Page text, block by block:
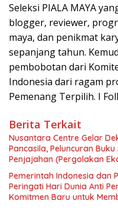
Seleksi PIALA MAYA
blogger, reviewer,
maya, dan penikmat
sepanjang tahun.
pembobotan dari
Indonesia dari ragam
Pemenang Terpilih. I
Berita Terkait
Nusantara Centre Gelar
Pancasila, Peluncuran
Penjajahan (Pergolakan
Simposium Nasional
Nasional dan
Menuju Indonesia Emas
Pemerintah Indonesia dan
Peringati Hari Dunia Anti
Komitmen Baru untuk